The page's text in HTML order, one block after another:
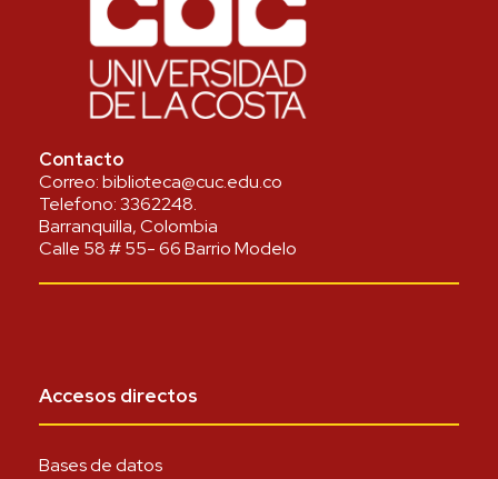
Contacto
Correo:biblioteca@cuc.edu.co
Telefono:3362248.
Barranquilla, Colombia
Calle 58 # 55- 66 Barrio Modelo
Accesos directos
Bases de datos